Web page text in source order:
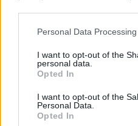
negar su consentimiento.
de su consentimiento, pero
rechazar tal procesamiento.
cualquier momento entrando
visitando nuestra política de
Personal Data
I want to opt-out of the
personal data.
Opted In
I want to opt-out of the
Personal Data.
Opted In